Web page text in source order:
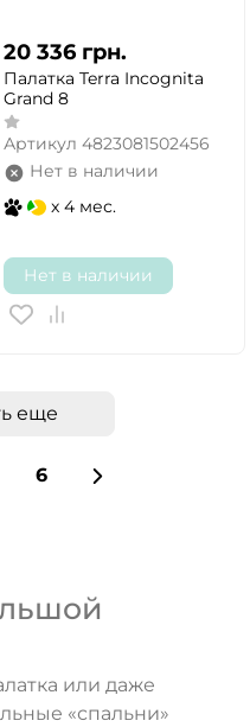
20 336 грн.
Палатка Terra Incognita
Grand 8
Артикул 4823081502456
Нет в наличии
x 4 мес.
Нет в наличии
еще
6
или даже
«спальни»